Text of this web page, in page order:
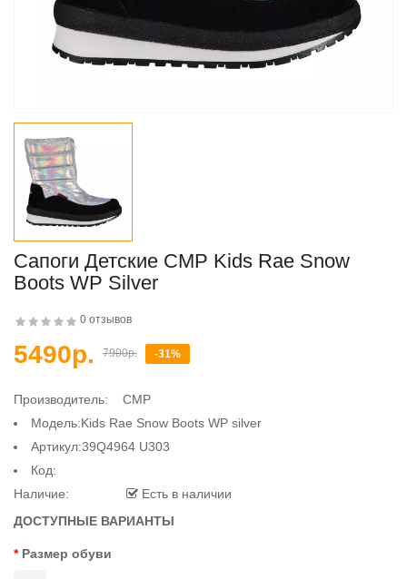
Сапоги Детские CMP Kids Rae Snow
Boots WP Silver
0 отзывов
5490р. 7900р. -31%
Производитель:
CMP
Модель:Kids Rae Snow Boots WP silver
Артикул:39Q4964 U303
Код:
Наличие:
Есть в наличии
ДОСТУПНЫЕ ВАРИАНТЫ
Размер обуви